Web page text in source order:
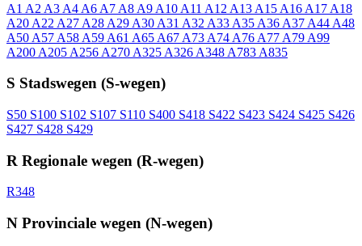
A1 A2 A3 A4 A6 A7 A8 A9 A10 A11 A12 A13 A15 A16 A17 A18
A20 A22 A27 A28 A29 A30 A31 A32 A33 A35 A36 A37 A44 A48
A50 A57 A58 A59 A61 A65 A67 A73 A74 A76 A77 A79 A99
A200 A205 A256 A270 A325 A326 A348 A783 A835
S Stadswegen (S-wegen)
S50 S100 S102 S107 S110 S400 S418 S422 S423 S424 S425 S426
S427 S428 S429
R Regionale wegen (R-wegen)
R348
N Provinciale wegen (N-wegen)